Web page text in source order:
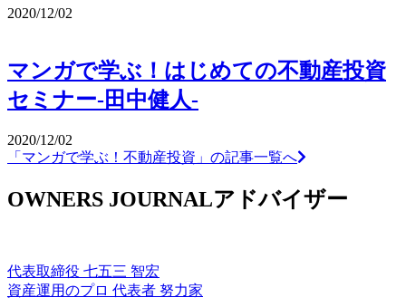
2020/12/02
マンガで学ぶ！はじめての不動産投資
セミナー-田中健人-
2020/12/02
「マンガで学ぶ！不動産投資」の記事一覧へ
OWNERS JOURNALアドバイザー
代表取締役 七五三 智宏
資産運用のプロ 代表者 努力家